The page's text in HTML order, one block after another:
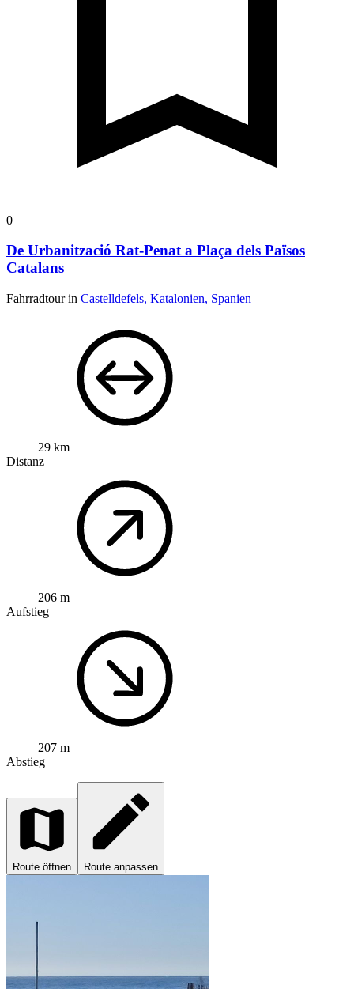
0
De Urbanització Rat-Penat a Plaça dels Països
Catalans
Fahrradtour in Castelldefels, Katalonien, Spanien
29 km
Distanz
206 m
Aufstieg
207 m
Abstieg
Route öffnen Route anpassen